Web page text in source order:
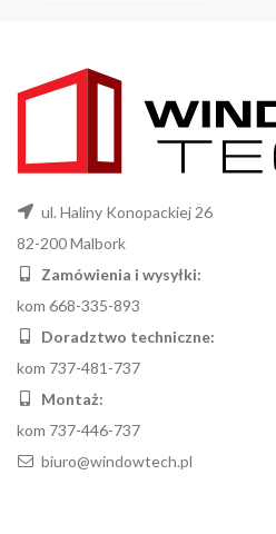
ul. Haliny Konopackiej 26
82-200 Malbork
Zamówienia i wysyłki:
kom 668-335-893
Doradztwo techniczne:
kom 737-481-737
Montaż:
kom 737-446-737
biuro@windowtech.pl